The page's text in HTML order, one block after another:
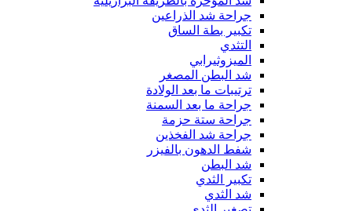
جراحة شد الذراعين
تكبير بطة الساق
التثدي
الميزوثيرابي
شد البطن المصغر
ترتيبات ما بعد الولادة
جراحة ما بعد السمنة
جراحة ستة حزمة
جراحة شد الفخذين
شفط الدهون بالفيزر
شد البطن
تكبير الثدي
شد الثدي